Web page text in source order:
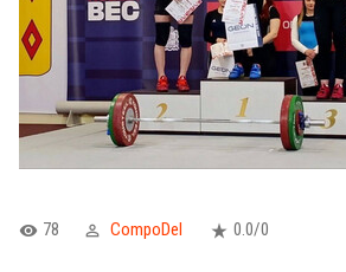
78 CompoDel 0.0/0